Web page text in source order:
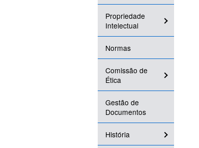
Propriedade
Intelectual
Normas
Comissão de
Ética
Gestão de
Documentos
História